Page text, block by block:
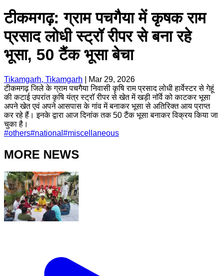
टीकमगढ़: ग्राम पचगैया में कृषक राम
प्रसाद लोधी स्ट्रॉ रीपर से बना रहे
भूसा, 50 टैंक भूसा बेचा
Tikamgarh, Tikamgarh
Mar 29, 2026
टीकमगढ़ जिले के ग्राम पचगैया निवासी कृषि राम प्रसाद लोधी हार्वेस्टर से गेहूं
की कटाई उपरांत कृषि यंत्र स्ट्रॉ रीपर से खेत में खड़ी नॉर्वे को काटकर भूसा
अपने खेत एवं अपने आसपास के गांव में बनाकर भूसा से अतिरिक्त आय प्राप्त
कर रहे हैं। इनके द्वारा आज दिनांक तक 50 टैंक भूसा बनाकर विक्रय किया जा
चुका है।
#others#national #miscellaneous
MORE NEWS